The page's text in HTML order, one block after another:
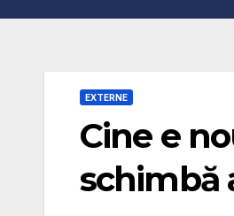
EXTERNE
Cine e
schimbă